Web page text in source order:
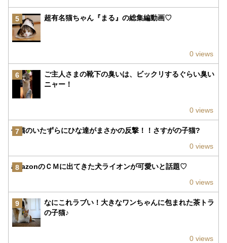
5 超有名猫ちゃん『まる』の総集編動画♡
0 views
6
ご主人さまの靴下の臭いは、ビックリするぐらい臭い
ニャー！
0 views
7
子猫のいたずらにひな達がまさかの反撃！！さすがの子猫?
0 views
8
amazonのＣＭに出てきた犬ライオンが可愛いと話題♡
0 views
9
なにこれラブい！大きなワンちゃんに包まれた茶トラ
の子猫♪
0 views